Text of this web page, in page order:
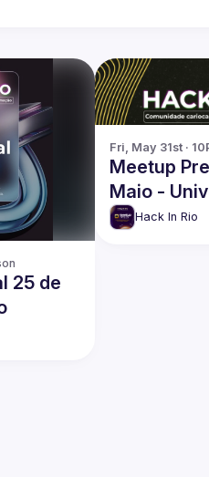
25 de
Fri, May 31st ·
Meetup
Maio -
de Almeida
Hack In Rio